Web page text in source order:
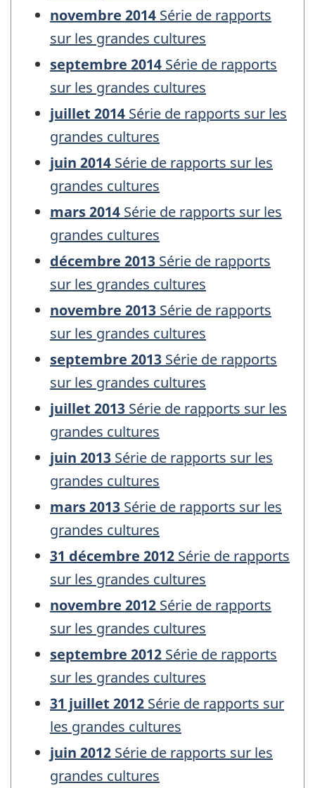
novembre 2014 Série de rapports
sur les grandes cultures
septembre 2014 Série de rapports
sur les grandes cultures
juillet 2014 Série de rapports sur les
grandes cultures
juin 2014 Série de rapports sur les
grandes cultures
mars 2014 Série de rapports sur les
grandes cultures
décembre 2013 Série de rapports
sur les grandes cultures
novembre 2013 Série de rapports
sur les grandes cultures
septembre 2013 Série de rapports
sur les grandes cultures
juillet 2013 Série de rapports sur les
grandes cultures
juin 2013 Série de rapports sur les
grandes cultures
mars 2013 Série de rapports sur les
grandes cultures
31 décembre 2012 Série de rapports
sur les grandes cultures
novembre 2012 Série de rapports
sur les grandes cultures
septembre 2012 Série de rapports
sur les grandes cultures
31 juillet 2012 Série de rapports sur
les grandes cultures
juin 2012 Série de rapports sur les
grandes cultures